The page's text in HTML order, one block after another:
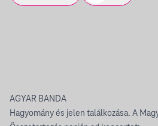
AGYAR BANDA
Hagyomány és jelen találkozása. A